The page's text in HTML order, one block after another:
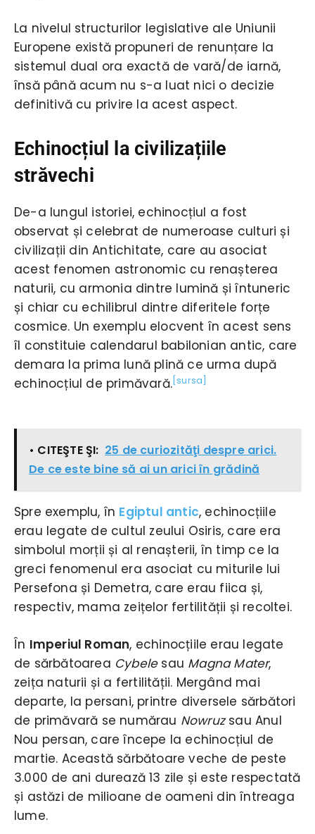
La nivelul structurilor legislative ale Uniunii
Europene există propuneri de renunțare la
sistemul dual ora exactă de vară/de iarnă,
însă până acum nu s-a luat nici o decizie
definitivă cu privire la acest aspect.
Echinocțiul la civilizațiile
străvechi
De-a lungul istoriei, echinocțiul a fost
observat și celebrat de numeroase culturi și
civilizații din Antichitate, care au asociat
acest fenomen astronomic cu renașterea
naturii, cu armonia dintre lumină și întuneric
și chiar cu echilibrul dintre diferitele forțe
cosmice. Un exemplu elocvent în acest sens
îl constituie calendarul babilonian antic, care
demara la prima lună plină ce urma după
echinocțiul de primăvară. [sursa]
• CITEŞTE ŞI: 25 de curiozităţi despre arici.
De ce este bine să ai un arici în grădină
Spre exemplu, în Egiptul antic, echinocțiile
erau legate de cultul zeului Osiris, care era
simbolul morții și al renașterii, în timp ce la
greci fenomenul era asociat cu miturile lui
Persefona și Demetra, care erau fiica și,
respectiv, mama zeițelor fertilității și recoltei.
În Imperiul Roman, echinocțiile erau legate
de sărbătoarea Cybele sau Magna Mater,
zeița naturii și a fertilității. Mergând mai
departe, la persani, printre diversele sărbători
de primăvară se numărau Nowruzsau Anul
Nou persan, care începe la echinocțiul de
martie. Această sărbătoare veche de peste
3.000 de ani durează 13 zile și este respectată
și astăzi de milioane de oameni din întreaga
lume.